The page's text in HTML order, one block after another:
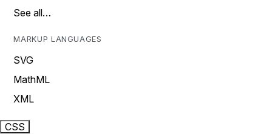
See all…
MARKUP LANGUAGES
SVG
MathML
XML
CSS